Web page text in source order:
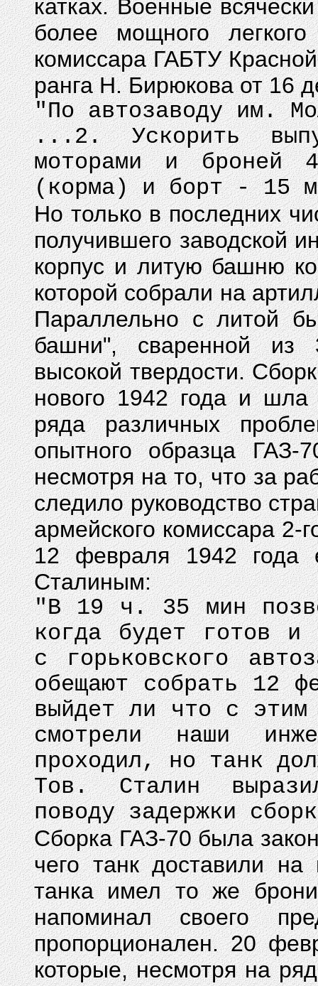
катках. Военные
более мощного
комиссара ГАБТУ
ранга Н. Бирюкова от 16
"По автозаводу им.
...2. Ускорить
моторами и
(корма) и борт - 15
Но только в последних
получившего заводской
корпус и литую башню
которой собрали на
Параллельно с литой
башни", сваренной из
высокой твердости.
нового 1942 года и шла
ряда различных
опытного образца
несмотря на то, что за
следило руководство
армейского комиссара 2-
12 февраля 1942 года
Сталиным:
"В 19 ч. 35 мин
когда будет готов и
с горьковского
обещают собрать 12
выйдет ли что с
смотрели наши
проходил, но танк
Тов. Сталин
поводу задержки
Сборка ГАЗ-70 была
чего танк доставили
танка имел то же
напоминал своего
пропорционален. 20
которые, несмотря на